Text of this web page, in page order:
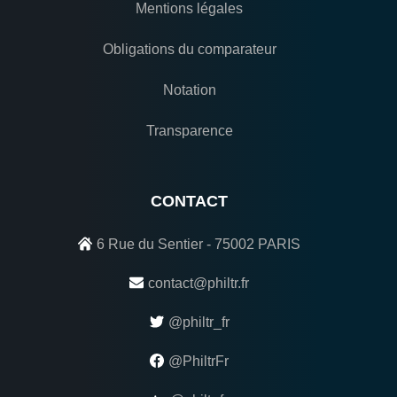
Mentions légales
Obligations du comparateur
Notation
Transparence
CONTACT
6 Rue du Sentier - 75002 PARIS
contact@philtr.fr
@philtr_fr
@PhiltrFr